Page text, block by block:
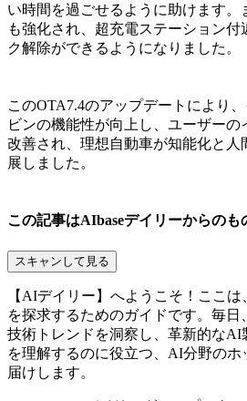
い時間を過ごせるように助けます
も強化され、超充電ステーション付
ク解除ができるようになりました。
このOTA7.4のアップデートにより
ビンの機能性が向上し、ユーザー
改善され、理想自動車が知能化と人
展しました。
この記事はAIbaseデイリーからのも
スキャンして見る
【AIデイリー】へようこそ！ここ
を探求するためのガイドです。毎日
技術トレンドを洞察し、革新的なAI
を理解するのに役立つ、AI分野のホ
届けします。